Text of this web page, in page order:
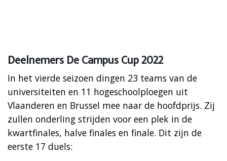
Deelnemers De Campus Cup 2022
In het vierde seizoen dingen 23 teams van de
universiteiten en 11 hogeschoolploegen uit
Vlaanderen en Brussel mee naar de hoofdprijs. Zij
zullen onderling strijden voor een plek in de
kwartfinales, halve finales en finale. Dit zijn de
eerste 17 duels: